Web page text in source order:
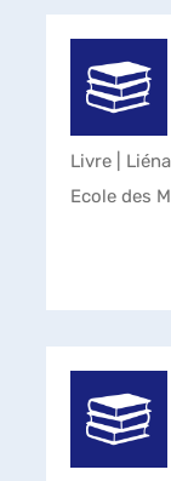
Livre |
Ecole des